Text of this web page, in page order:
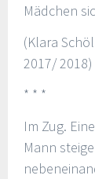
Mädchen
(Klara
2017/ 2018)
* * *
Im Zug.
Mann